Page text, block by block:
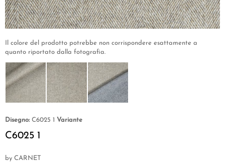
Il colore del prodotto potrebbe non corrispondere esattamente a
quanto riportato dalla fotografia.
Disegno: C6025 1 Variante
C6025 1
by CARNET